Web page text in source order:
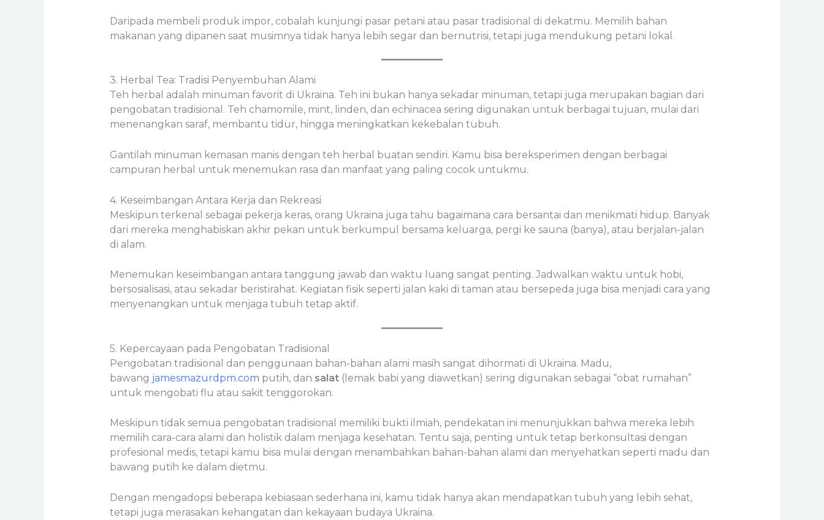
Daripada membeli produk impor, cobalah kunjungi pasar petani atau pasar tradisional di dekatmu. Memilih bahan
makanan yang dipanen saat musimnya tidak hanya lebih segar dan bernutrisi, tetapi juga mendukung petani lokal.
3. Herbal Tea: Tradisi Penyembuhan Alami
Teh herbal adalah minuman favorit di Ukraina. Teh ini bukan hanya sekadar minuman, tetapi juga merupakan bagian dari
pengobatan tradisional. Teh chamomile, mint, linden, dan echinacea sering digunakan untuk berbagai tujuan, mulai dari
menenangkan saraf, membantu tidur, hingga meningkatkan kekebalan tubuh.
Gantilah minuman kemasan manis dengan teh herbal buatan sendiri. Kamu bisa bereksperimen dengan berbagai
campuran herbal untuk menemukan rasa dan manfaat yang paling cocok untukmu.
4. Keseimbangan Antara Kerja dan Rekreasi
Meskipun terkenal sebagai pekerja keras, orang Ukraina juga tahu bagaimana cara bersantai dan menikmati hidup. Banyak
dari mereka menghabiskan akhir pekan untuk berkumpul bersama keluarga, pergi ke sauna (banya), atau berjalan-jalan
di alam.
Menemukan keseimbangan antara tanggung jawab dan waktu luang sangat penting. Jadwalkan waktu untuk hobi,
bersosialisasi, atau sekadar beristirahat. Kegiatan fisik seperti jalan kaki di taman atau bersepeda juga bisa menjadi cara yang
menyenangkan untuk menjaga tubuh tetap aktif.
5. Kepercayaan pada Pengobatan Tradisional
Pengobatan tradisional dan penggunaan bahan-bahan alami masih sangat dihormati di Ukraina. Madu,
bawang jamesmazurdpm.com putih, dan salat(lemak babi yang diawetkan) sering digunakan sebagai “obat rumahan”
untuk mengobati flu atau sakit tenggorokan.
Meskipun tidak semua pengobatan tradisional memiliki bukti ilmiah, pendekatan ini menunjukkan bahwa mereka lebih
memilih cara-cara alami dan holistik dalam menjaga kesehatan. Tentu saja, penting untuk tetap berkonsultasi dengan
profesional medis, tetapi kamu bisa mulai dengan menambahkan bahan-bahan alami dan menyehatkan seperti madu dan
bawang putih ke dalam dietmu.
Dengan mengadopsi beberapa kebiasaan sederhana ini, kamu tidak hanya akan mendapatkan tubuh yang lebih sehat,
tetapi juga merasakan kehangatan dan kekayaan budaya Ukraina.